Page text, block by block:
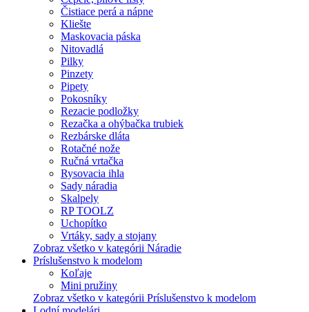
Čistiace perá a nápne
Kliešte
Maskovacia páska
Nitovadlá
Pilky
Pinzety
Pipety
Pokosníky
Rezacie podložky
Rezačka a ohýbačka trubiek
Rezbárske dláta
Rotačné nože
Ručná vrtačka
Rysovacia ihla
Sady náradia
Skalpely
RP TOOLZ
Uchopítko
Vrtáky, sady a stojany
Zobraz všetko v kategórii Náradie
Príslušenstvo k modelom
Koľaje
Mini pružiny
Zobraz všetko v kategórii Príslušenstvo k modelom